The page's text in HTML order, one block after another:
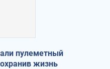
пулеметный
жизнь